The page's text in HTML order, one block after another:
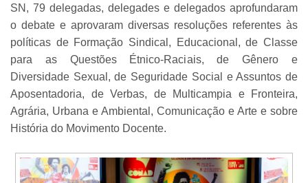
SN, 79 delegadas, delegades e delegados aprofundaram
o debate e aprovaram diversas resoluções referentes às
políticas de Formação Sindical, Educacional, de Classe
para as Questões Étnico-Raciais, de Gênero e
Diversidade Sexual, de Seguridade Social e Assuntos de
Aposentadoria, de Verbas, de Multicampia e Fronteira,
Agrária, Urbana e Ambiental, Comunicação e Arte e sobre
História do Movimento Docente.